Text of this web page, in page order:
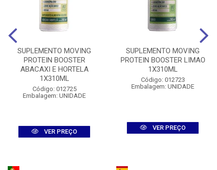
SUPLEMENTO MOVING
PROTEIN BOOSTER
ABACAXI E HORTELA
1X310ML
Código: 012725
Embalagem: UNIDADE
VER PREÇO
SUPLEMENTO MOVING
PROTEIN BOOSTER LIMAO
1X310ML
Código: 012723
Embalagem: UNIDADE
VER PREÇO